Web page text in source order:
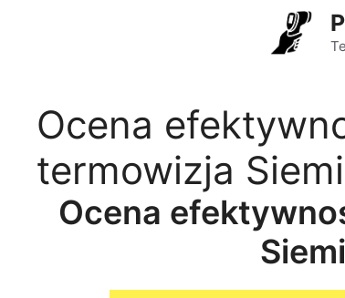
Ocena
termowizja
Ocena